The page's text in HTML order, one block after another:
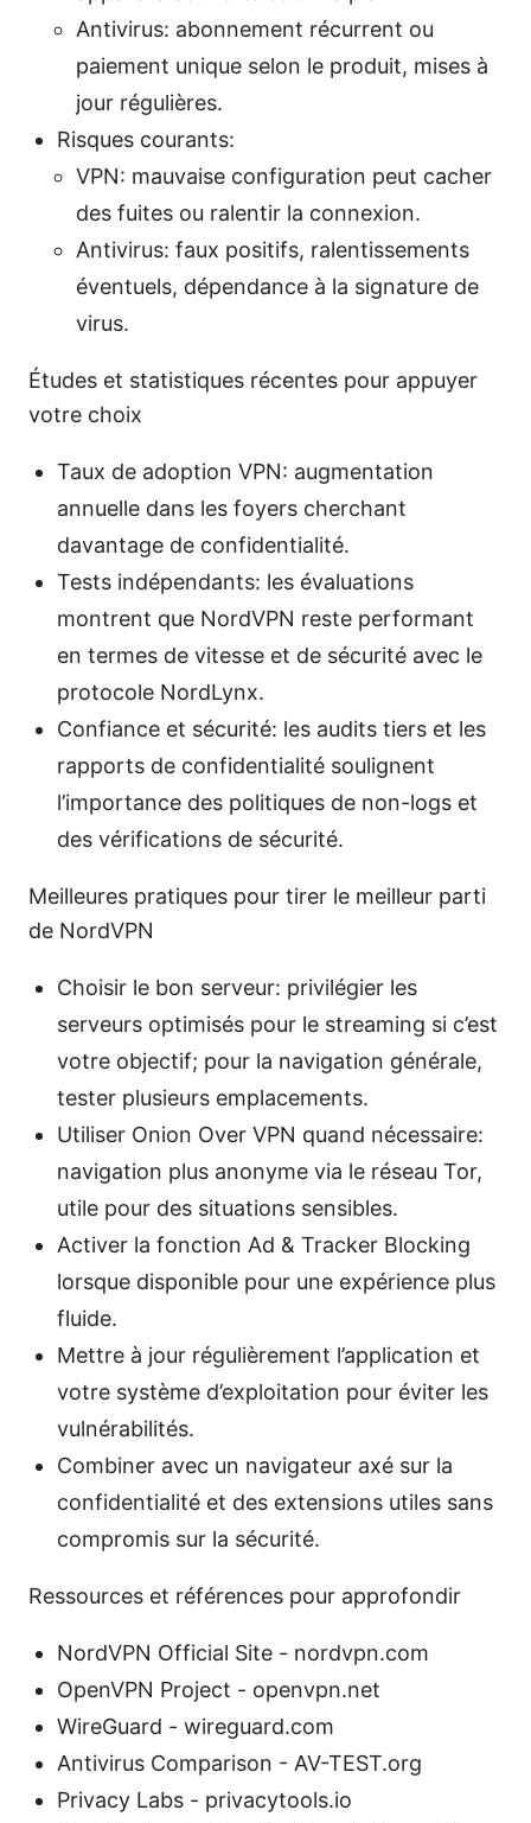
Antivirus: abonnement récurrent ou
paiement unique selon le produit, mises à
jour régulières.
Risques courants:
VPN: mauvaise configuration peut cacher
des fuites ou ralentir la connexion.
Antivirus: faux positifs, ralentissements
éventuels, dépendance à la signature de
virus.
Études et statistiques récentes pour appuyer
votre choix
Taux de adoption VPN: augmentation
annuelle dans les foyers cherchant
davantage de confidentialité.
Tests indépendants: les évaluations
montrent que NordVPN reste performant
en termes de vitesse et de sécurité avec le
protocole NordLynx.
Confiance et sécurité: les audits tiers et les
rapports de confidentialité soulignent
l’importance des politiques de non-logs et
des vérifications de sécurité.
Meilleures pratiques pour tirer le meilleur parti
de NordVPN
Choisir le bon serveur: privilégier les
serveurs optimisés pour le streaming si c’est
votre objectif; pour la navigation générale,
tester plusieurs emplacements.
Utiliser Onion Over VPN quand nécessaire:
navigation plus anonyme via le réseau Tor,
utile pour des situations sensibles.
Activer la fonction Ad & Tracker Blocking
lorsque disponible pour une expérience plus
fluide.
Mettre à jour régulièrement l’application et
votre système d’exploitation pour éviter les
vulnérabilités.
Combiner avec un navigateur axé sur la
confidentialité et des extensions utiles sans
compromis sur la sécurité.
Ressources et références pour approfondir
NordVPN Official Site - nordvpn.com
OpenVPN Project - openvpn.net
WireGuard - wireguard.com
Antivirus Comparison - AV-TEST.org
Privacy Labs - privacytools.io